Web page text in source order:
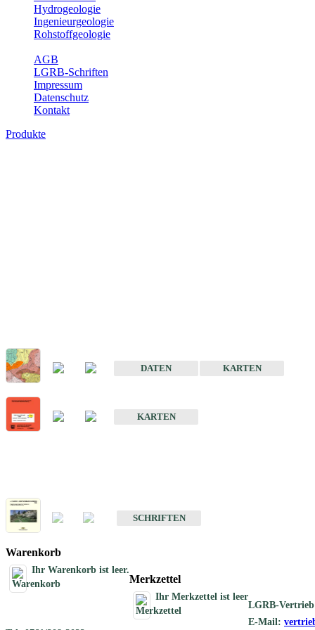
Hydrogeologie
Ingenieurgeologie
Rohstoffgeologie
AGB
LGRB-Schriften
Impressum
Datenschutz
Kontakt
Produkte
DATEN
KARTEN
KARTEN
SCHRIFTEN
Warenkorb
Ihr Warenkorb ist leer.
Merkzettel
Ihr Merkzettel ist leer
LGRB-Vertrieb
E-Mail: